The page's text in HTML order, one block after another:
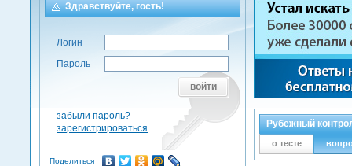
Рубежный
о тесте
Здравствуйте, гость!
Логин
Пароль
войти
забыли пароль?
зарегистрироваться
Поделиться